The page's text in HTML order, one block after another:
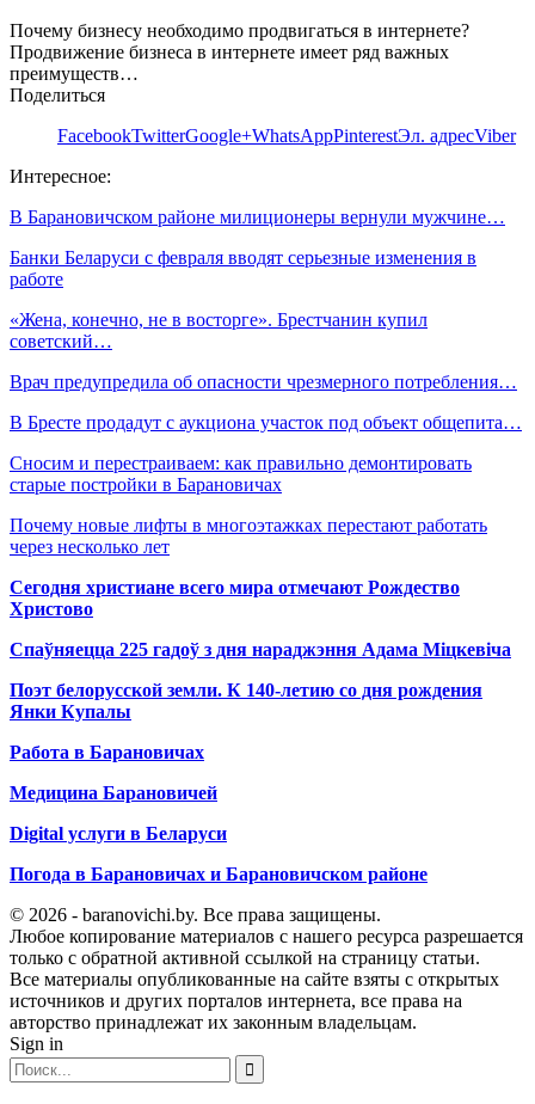
Почему бизнесу необходимо продвигаться в интернете?
Продвижение бизнеса в интернете имеет ряд важных
преимуществ…
Поделиться
FacebookTwitterGoogle+WhatsAppPinterestЭл. адресViber
Интересное:
В Барановичском районе милиционеры вернули мужчине…
Банки Беларуси с февраля вводят серьезные изменения в
работе
«Жена, конечно, не в восторге». Брестчанин купил
советский…
Врач предупредила об опасности чрезмерного потребления…
В Бресте продадут с аукциона участок под объект общепита…
Сносим и перестраиваем: как правильно демонтировать
старые постройки в Барановичах
Почему новые лифты в многоэтажках перестают работать
через несколько лет
Сегодня христиане всего мира отмечают Рождество
Христово
Спаўняецца 225 гадоў з дня нараджэння Адама Міцкевіча
Поэт белорусской земли. К 140-летию со дня рождения
Янки Купалы
Работа в Барановичах
Медицина Барановичей
Digital услуги в Беларуси
Погода в Барановичах и Барановичском районе
© 2026 - baranovichi.by. Все права защищены.
Любое копирование материалов с нашего ресурса разрешается
только с обратной активной ссылкой на страницу статьи.
Все материалы опубликованные на сайте взяты с открытых
источников и других порталов интернета, все права на
авторство принадлежат их законным владельцам.
Sign in